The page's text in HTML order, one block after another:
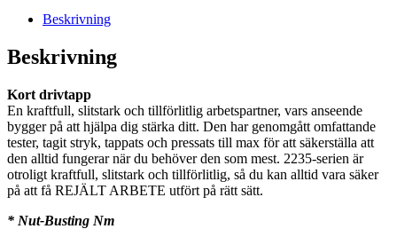
Beskrivning
Beskrivning
Kort drivtapp
En kraftfull, slitstark och tillförlitlig arbetspartner, vars anseende
bygger på att hjälpa dig stärka ditt. Den har genomgått omfattande
tester, tagit stryk, tappats och pressats till max för att säkerställa att
den alltid fungerar när du behöver den som mest. 2235-serien är
otroligt kraftfull, slitstark och tillförlitlig, så du kan alltid vara säker
på att få REJÄLT ARBETE utfört på rätt sätt.
* Nut-Busting Nm